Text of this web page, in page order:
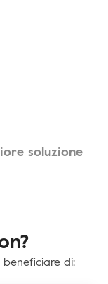
soluzione
di: